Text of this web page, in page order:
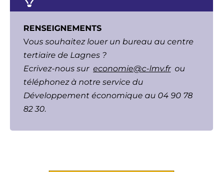
RENSEIGNEMENTS
Vous souhaitez louer un bureau au centre
tertiaire de Lagnes ?
Ecrivez-nous sur economie@c-lmv.fr ou
téléphonez à notre service du
Développement économique au 04 90 78
82 30.